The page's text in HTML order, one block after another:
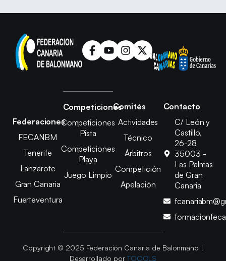
Federaciones
FECANBM
Tenerife
Lanzarote
Gran Canaria
Fuerteventura
Competiciones
Competiciones
Pista
Competiciones
Playa
Juego Limpio
Comités
Actividades
Técnico
Árbitros
Competición
Apelación
Contacto
C/ León y
Castillo,
26-28
35003 -
Las Palmas
de Gran
Canaria
Copyright © 2025 Federación Canaria de Balonmano |
Desarrollado por TOOOLS